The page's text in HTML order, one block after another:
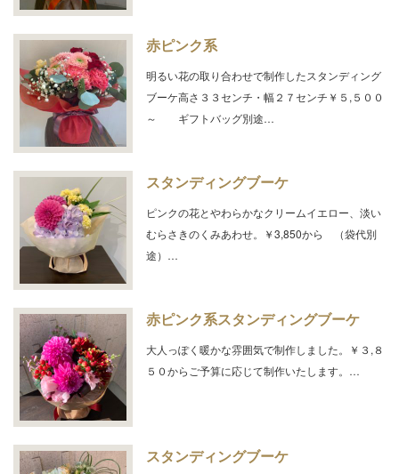
赤ピンク系
明るい花の取り合わせで制作したスタンディング
ブーケ高さ３３センチ・幅２７センチ￥５,５００
～ ギフトバッグ別途…
スタンディングブーケ
ピンクの花とやわらかなクリームイエロー、淡い
むらさきのくみあわせ。￥3,850から （袋代別
途）…
赤ピンク系スタンディングブーケ
大人っぽく暖かな雰囲気で制作しました。￥３,８
５０からご予算に応じて制作いたします。…
スタンディングブーケ